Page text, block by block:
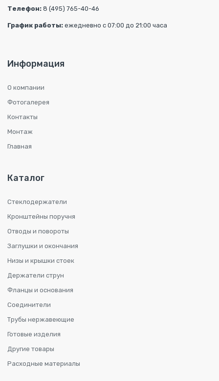
Телефон: 8 (495) 765-40-46
График работы: ежедневно с 07:00 до 21:00 часа
Информация
О компании
Фотогалерея
Контакты
Монтаж
Главная
Каталог
Стеклодержатели
Кронштейны поручня
Отводы и повороты
Заглушки и окончания
Низы и крышки стоек
Держатели струн
Фланцы и основания
Соединители
Трубы нержавеющие
Готовые изделия
Другие товары
Расходные материалы